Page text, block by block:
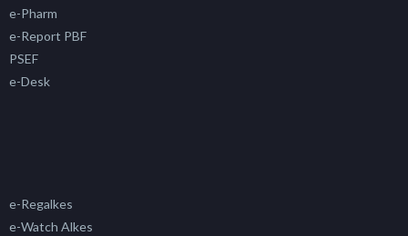
e-Pharm
e-Report PBF
PSEF
e-Desk
e-Regalkes
e-Watch Alkes